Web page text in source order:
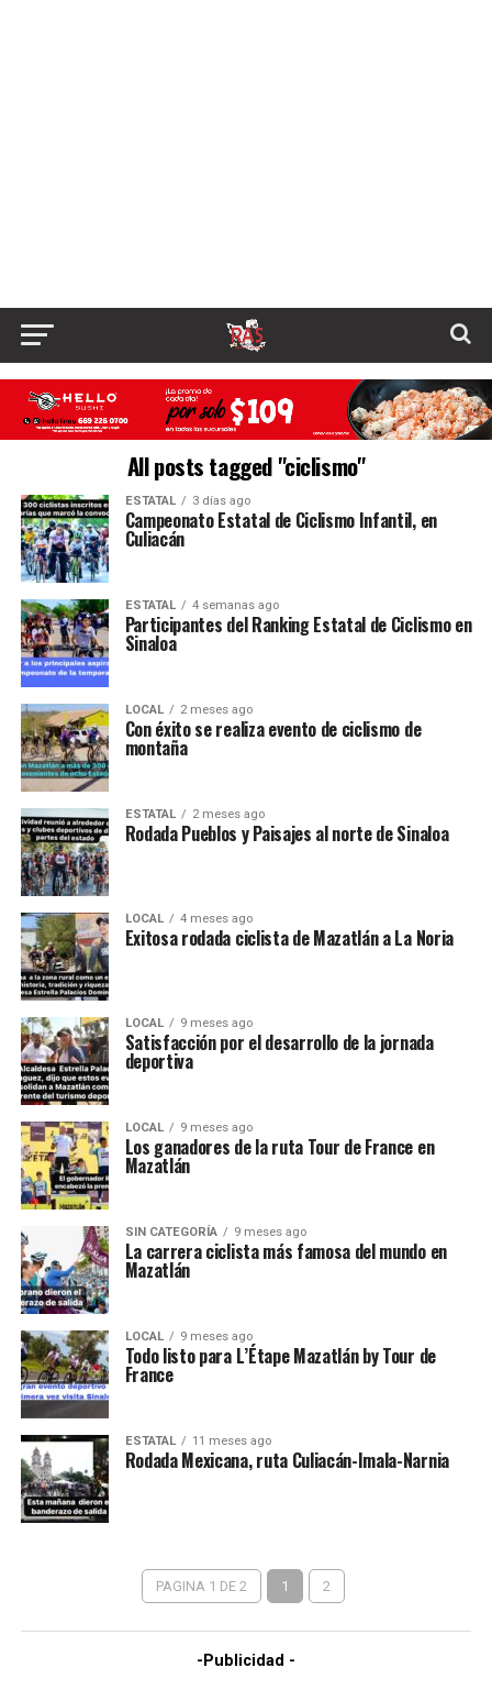
All posts tagged "ciclismo"
ESTATAL 3 días ago
Campeonato Estatal de Ciclismo Infantil, en
Culiacán
ESTATAL 4 semanas ago
Participantes del Ranking Estatal de Ciclismo en
Sinaloa
LOCAL 2 meses ago
Con éxito se realiza evento de ciclismo de
montaña
ESTATAL 2 meses ago
Rodada Pueblos y Paisajes al norte de Sinaloa
LOCAL 4 meses ago
Exitosa rodada ciclista de Mazatlán a La Noria
LOCAL 9 meses ago
Satisfacción por el desarrollo de la jornada
deportiva
LOCAL 9 meses ago
Los ganadores de la ruta Tour de France en
Mazatlán
SIN CATEGORÍA 9 meses ago
La carrera ciclista más famosa del mundo en
Mazatlán
LOCAL 9 meses ago
Todo listo para L’Étape Mazatlán by Tour de
France
ESTATAL 11 meses ago
Rodada Mexicana, ruta Culiacán-Imala-Narnia
PAGINA 1 DE 2 1 2
-Publicidad -